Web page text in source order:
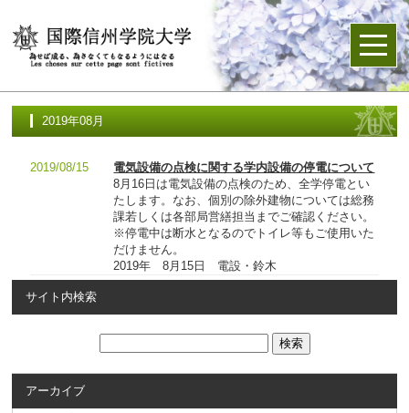
2019年08月
2019/08/15
電気設備の点検に関する学内設備の停電について
8月16日は電気設備の点検のため、全学停電とい
たします。なお、個別の除外建物については総務
課若しくは各部局営繕担当までご確認ください。
※停電中は断水となるのでトイレ等もご使用いた
だけません。
2019年 8月15日 電設・鈴木
サイト内検索
アーカイブ